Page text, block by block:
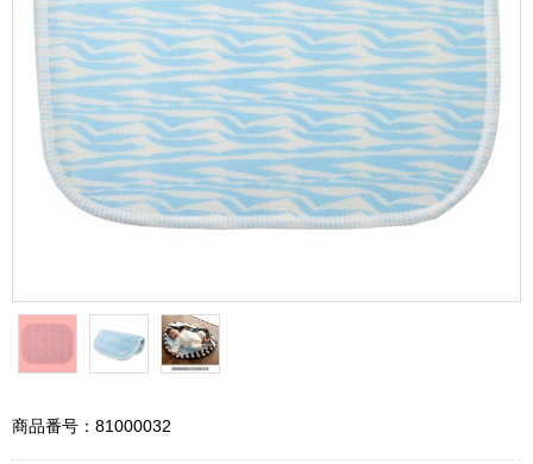
商品番号：81000032